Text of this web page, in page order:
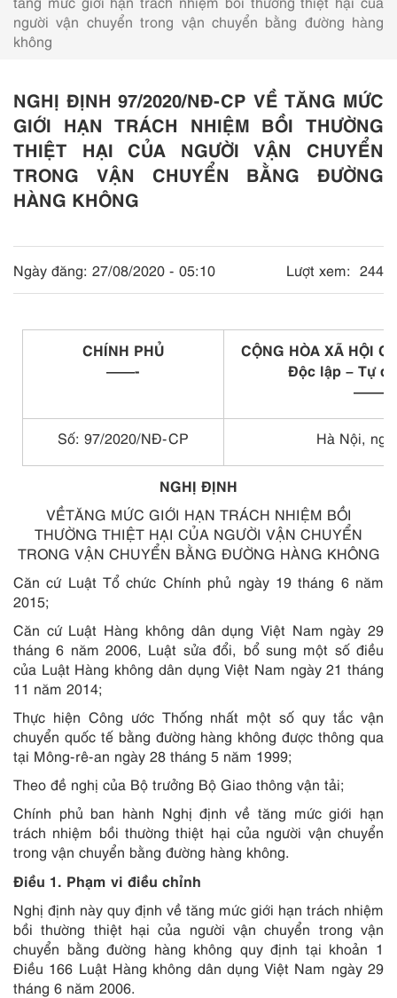
người vận chuyển trong vận chuyển bằng đường hàng
không
NGHỊ ĐỊNH 97/2020/NĐ-CP VỀ TĂNG MỨC
GIỚI HẠN TRÁCH NHIỆM BỒI THƯỜNG
THIỆT HẠI CỦA NGƯỜI VẬN CHUYỂN
TRONG VẬN CHUYỂN BẰNG ĐƯỜNG
HÀNG KHÔNG
Ngày đăng: 27/08/2020 - 05:10 Lượt xem: 244
CHÍNH PHỦ
——-
CỘNG HÒA XÃ HỘI
Độc lập – Tự
Số: 97/2020/NĐ-CP Hà Nội,
NGHỊ ĐỊNH
VỀTĂNG MỨC GIỚI HẠN TRÁCH NHIỆM BỒI
THƯỜNG THIỆT HẠI CỦA NGƯỜI VẬN CHUYỂN
TRONG VẬN CHUYỂN BẰNG ĐƯỜNG HÀNG KHÔNG
Căn cứ Luật Tổ chức Chính phủ ngày 19 tháng 6 năm
2015;
Căn cứ Luật Hàng không dân dụng Việt Nam ngày 29
tháng 6 năm 2006, Luật sửa đổi, bổ sung một số điều
của Luật Hàng không dân dụng Việt Nam ngày 21 tháng
11 năm 2014;
Thực hiện Công ước Thống nhất một số quy tắc vận
chuyển quốc tế bằng đường hàng không được thông qua
tại Mông-rê-an ngày 28 tháng 5 năm 1999;
Theo đề nghị của Bộ trưởng Bộ Giao thông vận tải;
Chính phủ ban hành Nghị định về tăng mức giới hạn
trách nhiệm bồi thường thiệt hại của người vận chuyển
trong vận chuyển bằng đường hàng không.
Điều 1. Phạm vi điều chỉnh
Nghị định này quy định về tăng mức giới hạn trách nhiệm
bồi thường thiệt hại của người vận chuyển trong vận
chuyển bằng đường hàng không quy định tại khoản 1
Điều 166 Luật Hàng không dân dụng Việt Nam ngày 29
tháng 6 năm 2006.